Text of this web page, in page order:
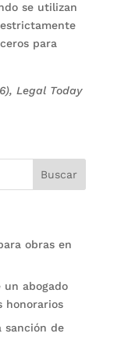
se utilizan
para
Legal Today
obras en
un abogado
honorarios
sanción de